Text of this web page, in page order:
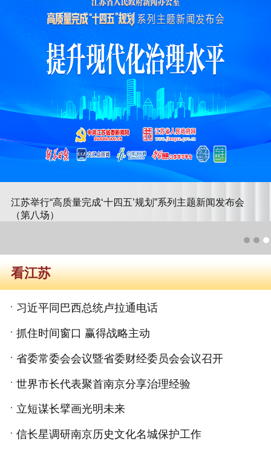
江苏举行“高质量完成‘十四五’规划”系列主题新闻发布会
（第八场）
看江苏
习近平同巴西总统卢拉通电话
抓住时间窗口 赢得战略主动
省委常委会会议暨省委财经委员会会议召开
世界市长代表聚首南京分享治理经验
立短谋长擘画光明未来
信长星调研南京历史文化名城保护工作